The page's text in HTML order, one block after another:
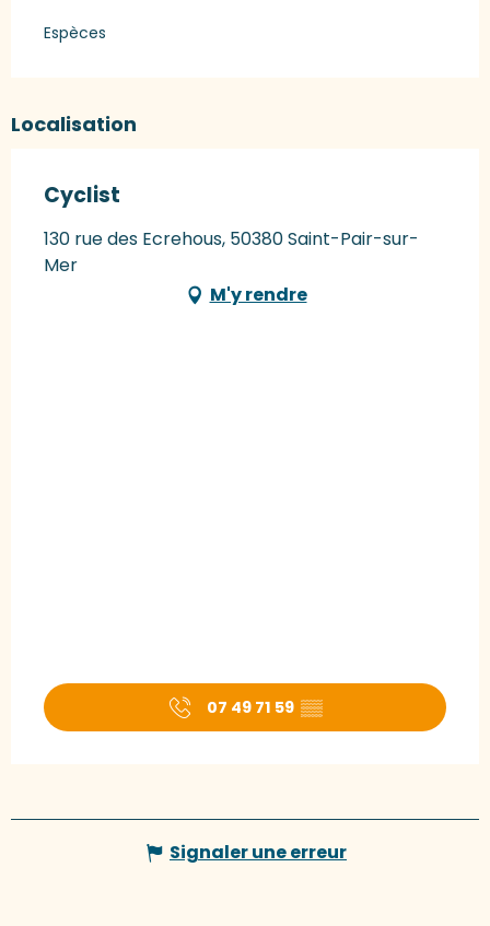
Espèces
Localisation
Cyclist
130 rue des Ecrehous, 50380 Saint-Pair-sur-
Mer
M'y rendre
07 49 71 59 ▒▒
Signaler une erreur